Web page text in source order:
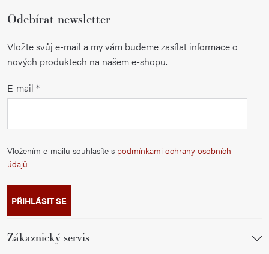
Odebírat newsletter
Vložte svůj e-mail a my vám budeme zasílat informace o
nových produktech na našem e-shopu.
E-mail
Vložením e-mailu souhlasíte s podmínkami ochrany osobních
údajů
PŘIHLÁSIT SE
Zákaznický servis